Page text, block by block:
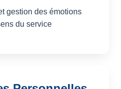
gestion des émotions
du service